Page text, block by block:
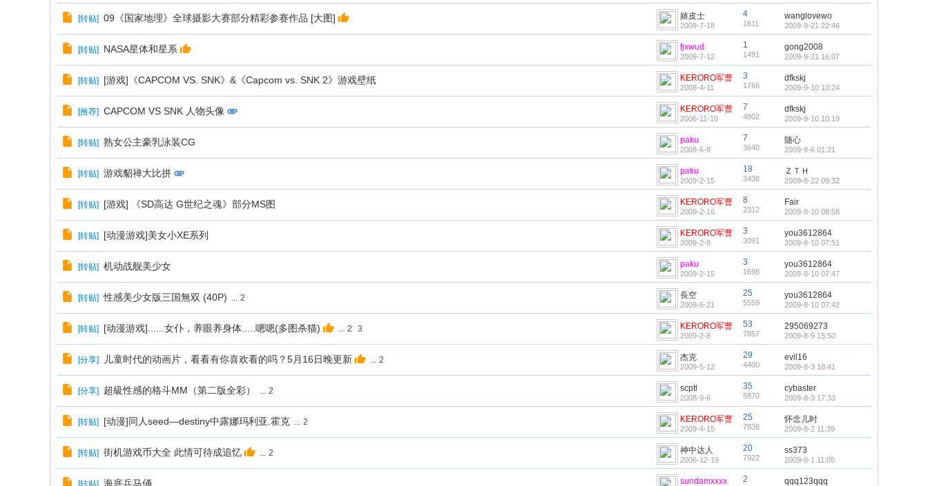
[转贴] 09《国家地理》全球摄影大赛部分精彩参赛作品 [大图] 嬉皮士
2009-7-18
4
1611
wanglovewo
2009-9-21 22:46
[转贴] NASA星体和星系 fjxwud
2009-7-12
1
1491
gong2008
2009-9-21 16:07
[转贴] [游戏]《CAPCOM VS. SNK》&《Capcom vs. SNK 2》游戏壁纸 KERORO军曹
2008-4-11
3
1766
dfkskj
2009-9-10 10:24
[推荐] CAPCOM VS SNK 人物头像 KERORO军曹
2006-11-10
7
4802
dfkskj
2009-9-10 10:19
[转贴] 熟女公主豪乳泳装CG paku
2008-6-8
7
3640
随心
2009-9-6 01:21
[转贴] 游戏貂禅大比拼 paku
2009-2-15
18
3438
ＺＴＨ
2009-8-22 09:32
[转贴] [游戏] 《SD高达 G世纪之魂》部分MS图 KERORO军曹
2009-2-16
8
2312
Fair
2009-8-10 08:58
[转贴] [动漫游戏]美女小XE系列 KERORO军曹
2009-2-8
3
3091
you3612864
2009-8-10 07:51
[转贴] 机动战舰美少女 paku
2009-2-15
3
1698
you3612864
2009-8-10 07:47
[转贴] 性感美少女版三国無双 (40P) ... 2 長空
2008-6-21
25
5559
you3612864
2009-8-10 07:42
[转贴] [动漫游戏]......女仆，养眼养身体.....嗯嗯(多图杀猫) ... 2 3 KERORO军曹
2009-2-8
53
7857
295069273
2009-8-9 15:50
[分享] 儿童时代的动画片，看看有你喜欢看的吗？5月16日晚更新 ... 2 杰克
2009-5-12
29
4400
evil16
2009-8-3 18:41
[分享] 超級性感的格斗MM（第二版全彩） ... 2 scptl
2008-9-6
35
5870
cybaster
2009-8-3 17:33
[转贴] [动漫]同人seed—destiny中露娜玛利亚.霍克 ... 2 KERORO军曹
2009-4-15
25
7838
怀念儿时
2009-8-2 11:39
[转贴] 街机游戏币大全 此情可待成追忆 ... 2 神中达人
2006-12-19
20
7922
ss373
2009-8-1 11:05
[转贴] 海底兵马俑 sundamxxxx 2 qqq123qqq